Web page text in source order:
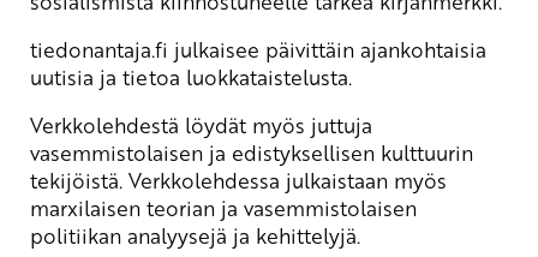
tiedonantaja.fi julkaisee päivittäin ajankohtaisia
uutisia ja tietoa luokkataistelusta.
Verkkolehdestä löydät myös juttuja
vasemmistolaisen ja edistyksellisen kulttuurin
tekijöistä. Verkkolehdessa julkaistaan myös
marxilaisen teorian ja vasemmistolaisen
politiikan analyysejä ja kehittelyjä.